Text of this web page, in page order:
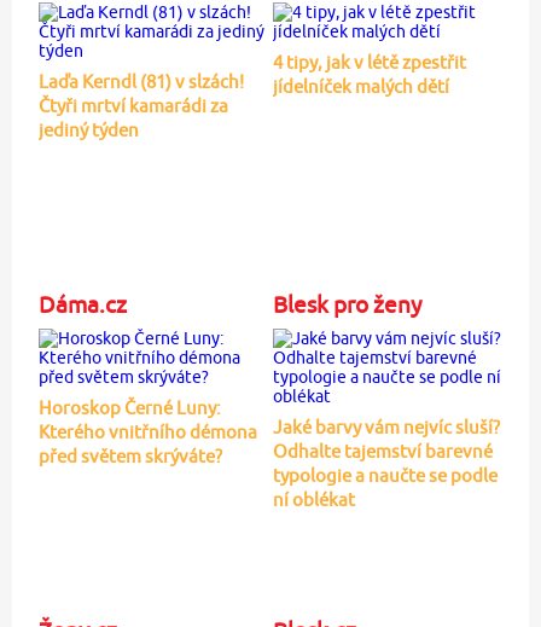
Laďa Kerndl (81) v slzách!
Čtyři mrtví kamarádi za
jediný týden
4 tipy, jak v létě zpestřit
jídelníček malých dětí
Dáma.cz
Horoskop Černé Luny:
Kterého vnitřního démona
před světem skrýváte?
Blesk pro ženy
Jaké barvy vám nejvíc sluší?
Odhalte tajemství barevné
typologie a naučte se podle
ní oblékat